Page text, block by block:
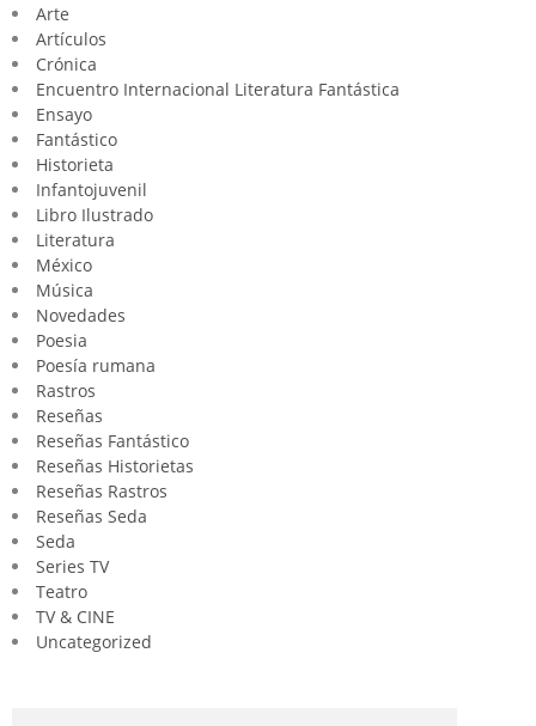
Arte
Artículos
Crónica
Encuentro Internacional Literatura Fantástica
Ensayo
Fantástico
Historieta
Infantojuvenil
Libro Ilustrado
Literatura
México
Música
Novedades
Poesia
Poesía rumana
Rastros
Reseñas
Reseñas Fantástico
Reseñas Historietas
Reseñas Rastros
Reseñas Seda
Seda
Series TV
Teatro
TV & CINE
Uncategorized